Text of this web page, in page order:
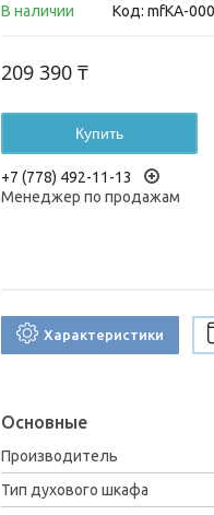
В наличии Код: mfКА-
209 390 ₸
Купить
+7 (778) 492-11-13
Менеджер по продажам
Характеристики
Основные
Производитель
Тип духового шкафа